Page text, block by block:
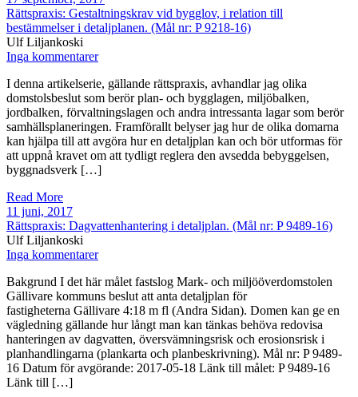
Rättspraxis: Gestaltningskrav vid bygglov, i relation till
bestämmelser i detaljplanen. (Mål nr: P 9218-16)
Ulf Liljankoski
Inga kommentarer
I denna artikelserie, gällande rättspraxis, avhandlar jag olika
domstolsbeslut som berör plan- och bygglagen, miljöbalken,
jordbalken, förvaltningslagen och andra intressanta lagar som berör
samhällsplaneringen. Framförallt belyser jag hur de olika domarna
kan hjälpa till att avgöra hur en detaljplan kan och bör utformas för
att uppnå kravet om att tydligt reglera den avsedda bebyggelsen,
byggnadsverk […]
Read More
11 juni, 2017
Rättspraxis: Dagvattenhantering i detaljplan. (Mål nr: P 9489-16)
Ulf Liljankoski
Inga kommentarer
Bakgrund I det här målet fastslog Mark- och miljööverdomstolen
Gällivare kommuns beslut att anta detaljplan för
fastigheterna Gällivare 4:18 m fl (Andra Sidan). Domen kan ge en
vägledning gällande hur långt man kan tänkas behöva redovisa
hanteringen av dagvatten, översvämningsrisk och erosionsrisk i
planhandlingarna (plankarta och planbeskrivning). Mål nr: P 9489-
16 Datum för avgörande: 2017-05-18 Länk till målet: P 9489-16
Länk till […]